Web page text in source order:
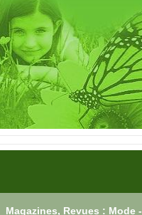
Magazines, Revues : Mode -